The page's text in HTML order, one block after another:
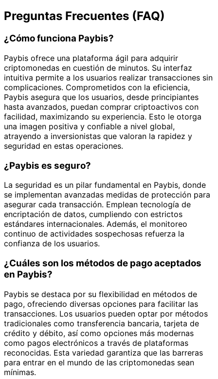
Preguntas Frecuentes (FAQ)
¿Cómo funciona Paybis?
Paybis ofrece una plataforma ágil para adquirir
criptomonedas en cuestión de minutos. Su interfaz
intuitiva permite a los usuarios realizar transacciones sin
complicaciones. Comprometidos con la eficiencia,
Paybis asegura que los usuarios, desde principiantes
hasta avanzados, puedan comprar criptoactivos con
facilidad, maximizando su experiencia. Esto le otorga
una imagen positiva y confiable a nivel global,
atrayendo a inversionistas que valoran la rapidez y
seguridad en estas operaciones.
¿Paybis es seguro?
La seguridad es un pilar fundamental en Paybis, donde
se implementan avanzadas medidas de protección para
asegurar cada transacción. Emplean tecnología de
encriptación de datos, cumpliendo con estrictos
estándares internacionales. Además, el monitoreo
continuo de actividades sospechosas refuerza la
confianza de los usuarios.
¿Cuáles son los métodos de pago aceptados
en Paybis?
Paybis se destaca por su flexibilidad en métodos de
pago, ofreciendo diversas opciones para facilitar las
transacciones. Los usuarios pueden optar por métodos
tradicionales como transferencia bancaria, tarjeta de
crédito y débito, así como opciones más modernas
como pagos electrónicos a través de plataformas
reconocidas. Esta variedad garantiza que las barreras
para entrar en el mundo de las criptomonedas sean
mínimas.